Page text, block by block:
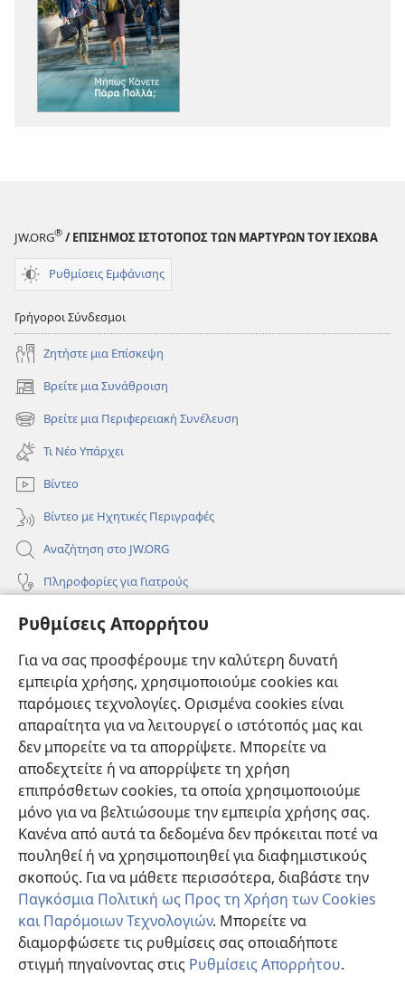
Ρυθμίσεις Απορρήτου
Για να σας προσφέρουμε την καλύτερη δυνατή
εμπειρία χρήσης, χρησιμοποιούμε cookies και
παρόμοιες τεχνολογίες. Ορισμένα cookies είναι
απαραίτητα για να λειτουργεί ο ιστότοπός μας και
δεν μπορείτε να τα απορρίψετε. Μπορείτε να
αποδεχτείτε ή να απορρίψετε τη χρήση
επιπρόσθετων cookies, τα οποία χρησιμοποιούμε
μόνο για να βελτιώσουμε την εμπειρία χρήσης σας.
Κανένα από αυτά τα δεδομένα δεν πρόκειται ποτέ να
πουληθεί ή να χρησιμοποιηθεί για διαφημιστικούς
σκοπούς. Για να μάθετε περισσότερα, διαβάστε την
Παγκόσμια Πολιτική ως Προς τη Χρήση των Cookies
και Παρόμοιων Τεχνολογιών. Μπορείτε να
διαμορφώσετε τις ρυθμίσεις σας οποιαδήποτε
στιγμή πηγαίνοντας στις Ρυθμίσεις Απορρήτου.
JW.ORG® / ΕΠΙΣΗΜΟΣ ΙΣΤΟΤΟΠΟΣ ΤΩΝ ΜΑΡΤΥΡΩΝ ΤΟΥ ΙΕΧΩΒΑ
Ρυθμίσεις Εμφάνισης
Γρήγοροι Σύνδεσμοι
Ζητήστε μια Επίσκεψη
Βρείτε μια Συνάθροιση
(ανοίγει
νέο
παράθυρο)
Βρείτε μια Περιφερειακή Συνέλευση
(ανοίγει
νέο
παράθυρο)
Τι Νέο Υπάρχει
Βίντεο
Βίντεο με Ηχητικές Περιγραφές
Αναζήτηση στο JW.ORG
Πληροφορίες για Γιατρούς
Πληροφορίες για Επίσημους Φορείς και ΜΜΕ
Συνεισφορές
(ανοίγει
παράθυρο)ΔΙΑΔΙΚΤΥΑΚΗ ΒΙΒΛΙΟΘΗΚΗ της Σκοπιάς™
(ανοίγει
νέο
παράθυρο)
JW Hub ®
(ανοίγει
νέο
παράθυρο)JW Library®
Βιβλιοθήκη της Σκοπιάς
Copyright © 2026 Watch Tower Bible and Tract Society of Pennsylvania.
ΟΡΟΙ ΧΡΗΣΗΣ |ΠΟΛΙΤΙΚΗ ΑΠΟΡΡΗΤΟΥ |ΡΥΘΜΙΣΕΙΣ ΑΠΟΡΡΗΤΟΥ